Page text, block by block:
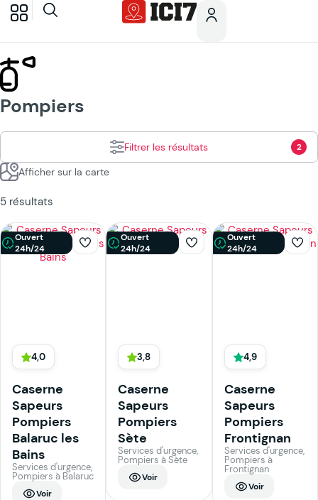
Pompiers
Filtrer les résultats 2
Afficher sur la carte
5 résultats
Ouvert
24h/24
4,0
Caserne
Sapeurs
Pompiers
Balaruc les
Bains
Services d'urgence,
Pompiers à Balaruc
Voir
Ouvert
24h/24
3,8
Caserne
Sapeurs
Pompiers
Sète
Services d'urgence,
Pompiers à Sète
Voir
Ouvert
24h/24
4,9
Caserne
Sapeurs
Pompiers
Frontignan
Services d'urgence,
Pompiers à
Frontignan
Voir